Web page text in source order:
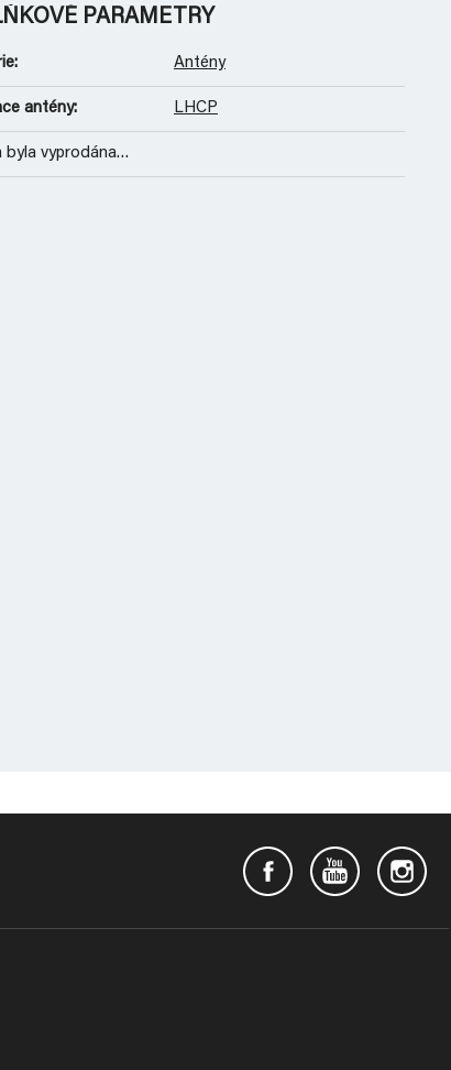
PARAMETRY
: Antény
antény: LHCP
byla vyprodána…